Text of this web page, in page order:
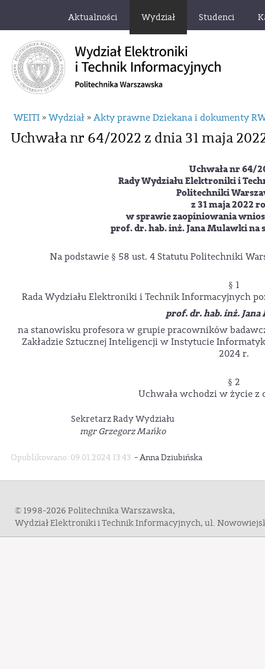
Aktualności Wydział Studenci
WEITI » Wydział » Akty prawne Dziekana i dokumenty
Uchwała nr 64/2022 z dnia 31 maja
Uchwała nr 64/
Rady Wydziału Elektroniki i
Politechniki
z 31 maja 2022
w sprawie zaopiniowania
prof. dr. hab. inż. Jana Mulawki
Na podstawie § 58 ust. 4 Statutu Politechniki
§ 1
Rada Wydziału Elektroniki i Technik Informacyjnych
prof. dr. hab. inż.
na stanowisku profesora w grupie pracowników
Zakładzie Sztucznej Inteligencji w Instytucie
2024 r.
§ 2
Uchwała wchodzi w życie z
Sekretarz Rady Wydziału
mgr Grzegorz Mańko
Opublikowano: 09.01.2024 13:43 -Anna Dziubińska
© 1998-2026 Politechnika Warszawska,
Wydział Elektroniki i Technik Informacyjnych, ul.